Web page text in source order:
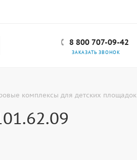
8 800 707-09-42
ЗАКАЗАТЬ ЗВОНОК
комплексы для детских площадок